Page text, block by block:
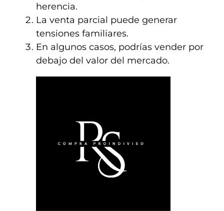
herencia.
La venta parcial puede generar
tensiones familiares.
En algunos casos, podrías vender por
debajo del valor del mercado.